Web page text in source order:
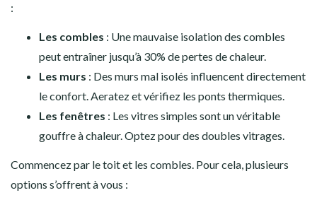
:
Les combles : Une mauvaise isolation des combles
peut entraîner jusqu’à 30% de pertes de chaleur.
Les murs : Des murs mal isolés influencent directement
le confort. Aeratez et vérifiez les ponts thermiques.
Les fenêtres : Les vitres simples sont un véritable
gouffre à chaleur. Optez pour des doubles vitrages.
Commencez par le toit et les combles. Pour cela, plusieurs
options s’offrent à vous :